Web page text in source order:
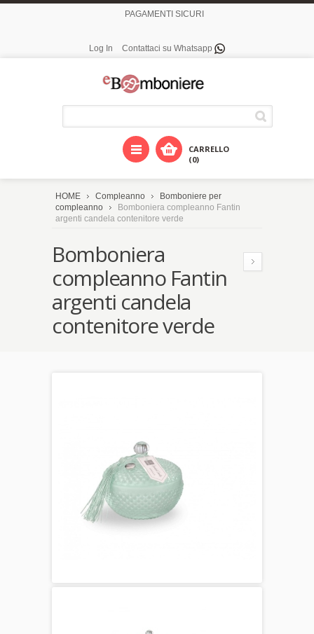
PAGAMENTI SICURI
Log In Contattaci su Whatsapp
CARRELLO
(0)
HOME Compleanno
Bomboniere per
compleanno
Bomboniera compleanno Fantin
argenti candela contenitore verde
Bomboniera
compleanno Fantin
argenti candela
contenitore verde